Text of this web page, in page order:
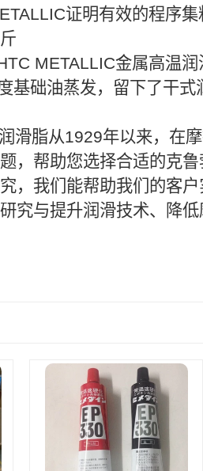
证明有效的程序
METALLIC金属高温
基础油蒸发，留下了干
滑脂从1929年以来，在
，帮助您选择合适的克
，我们能帮助我们的客
究与提升润滑技术、降